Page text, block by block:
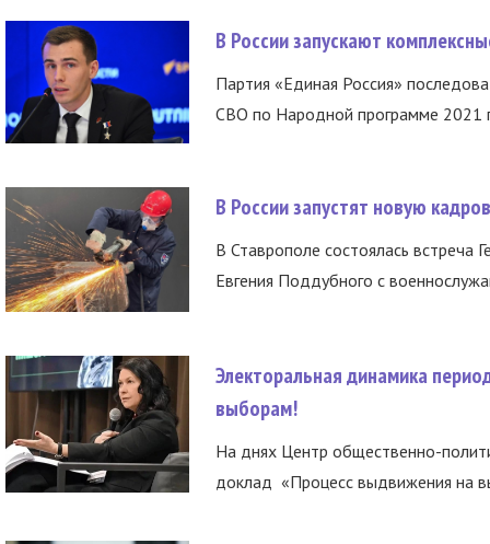
В России запускают
Партия «Единая Россия»
СВО по Народной программе 2021
В России запустят новую
В Ставрополе состоялась встреча
Евгения Поддубного с
Электоральная динамика
выборам!
На днях Центр общественно-
доклад «Процесс выдвижения на